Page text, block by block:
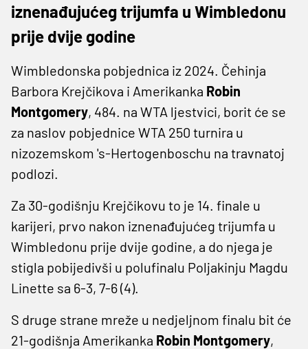
iznenađujućeg trijumfa u Wimbledonu
prije dvije godine
Wimbledonska pobjednica iz 2024. Čehinja
Barbora Krejčikova i Amerikanka Robin
Montgomery, 484. na WTA ljestvici, borit će se
za naslov pobjednice WTA 250 turnira u
nizozemskom 's-Hertogenboschu na travnatoj
podlozi.
Za 30-godišnju Krejčikovu to je 14. finale u
karijeri, prvo nakon iznenađujućeg trijumfa u
Wimbledonu prije dvije godine, a do njega je
stigla pobijedivši u polufinalu Poljakinju Magdu
Linette sa 6-3, 7-6 (4).
S druge strane mreže u nedjeljnom finalu bit će
21-godišnja Amerikanka Robin Montgomery,